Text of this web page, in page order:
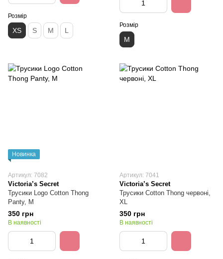
Розмір
XS S M L
Розмір
M
Новинка
Артикул: 7082
Victoria’s Secret
Трусики Logo Cotton Thong
Panty, М
350 грн
В наявності
Артикул: 7041
Victoria’s Secret
Трусики Cotton Thong червоні,
XL
350 грн
В наявності